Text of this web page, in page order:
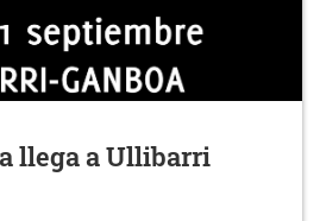
llega a Ullibarri